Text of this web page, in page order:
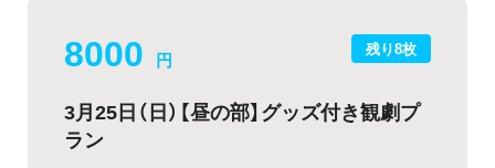
残り8枚
8000 円
3月25日（日）【昼の部】グッズ付き観劇プ
ラン